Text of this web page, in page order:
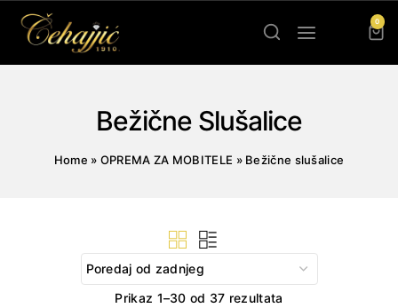
0
Bežične Slušalice
Home » OPREMA ZA MOBITELE » Bežične slušalice
Prikaz 1–30 od 37 rezultata